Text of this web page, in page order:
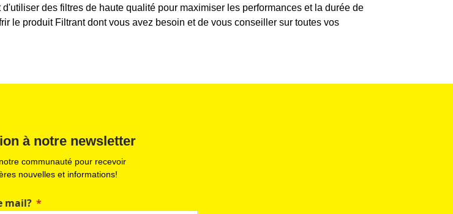
des filtres de haute qualité pour maximiser les performances et la durée de
le produit Filtrant dont vous avez besoin et de vous conseiller sur toutes vos
à notre newsletter
communauté pour recevoir
nouvelles et informations!
mail?